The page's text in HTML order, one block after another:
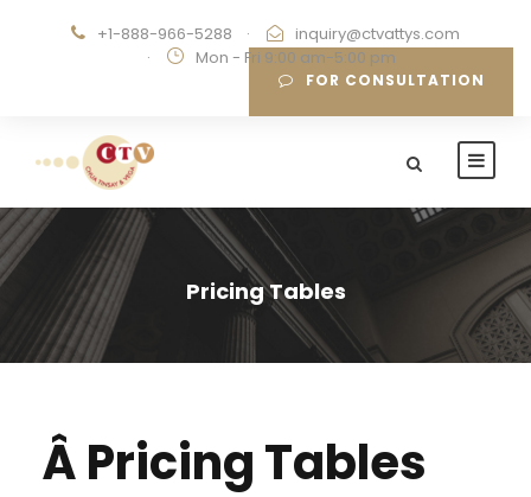
+1-888-966-5288 ·
inquiry@ctvattys.com
·
Mon - Fri 9:00 am-5:00 pm
FOR CONSULTATION
Pricing Tables
Â Pricing Tables